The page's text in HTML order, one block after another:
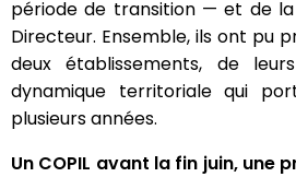
période de transition — et de
Directeur. Ensemble, ils ont pu
deux établissements, de
dynamique territoriale qui
plusieurs années.
Un COPIL avant la fin juin, une